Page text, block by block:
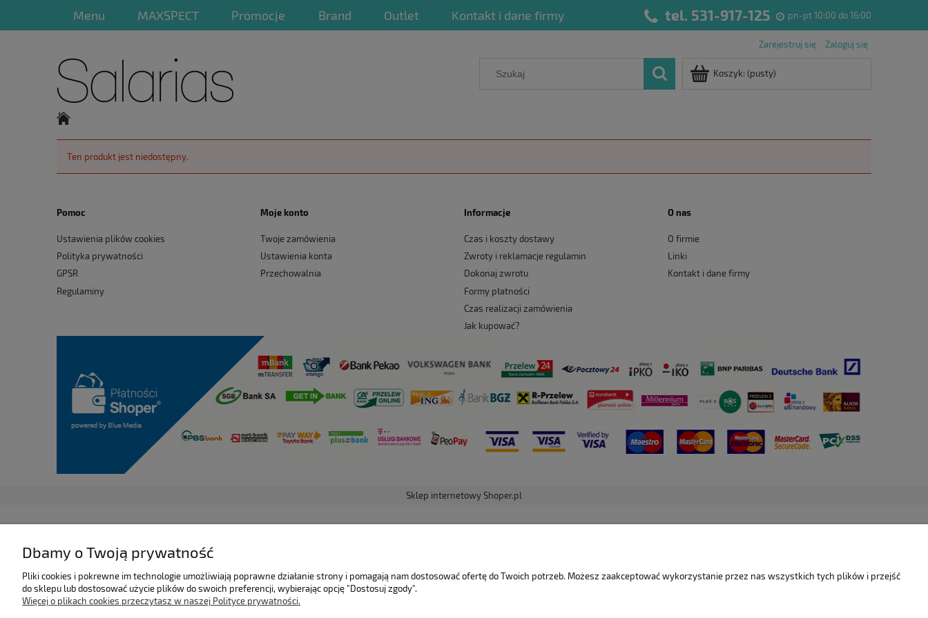
Menu MAXSPECT Promocje Brand Outlet Kontakt i dane firmy tel. 531-917-125 pn-pt 10:00 do 16:00
Zarejestruj się Zaloguj się
Koszyk: (pusty)
Ten produkt jest niedostępny.
Pomoc
Ustawienia plików cookies
Polityka prywatności
GPSR
Regulaminy
Moje konto
Twoje zamówienia
Ustawienia konta
Przechowalnia
Informacje
Czas i koszty dostawy
Zwroty i reklamacje regulamin
Dokonaj zwrotu
Formy płatności
Czas realizacji zamówienia
Jak kupować?
O nas
O firmie
Linki
Kontakt i dane firmy
Sklep internetowy Shoper.pl
Dbamy o Twoją prywatność
Pliki cookies i pokrewne im technologie umożliwiają poprawne działanie strony i pomagają nam dostosować ofertę do Twoich potrzeb. Możesz zaakceptować wykorzystanie przez nas wszystkich tych plików i przejść
do sklepu lub dostosować użycie plików do swoich preferencji, wybierając opcję "Dostosuj zgody".
Więcej o plikach cookies przeczytasz w naszej Polityce prywatności.